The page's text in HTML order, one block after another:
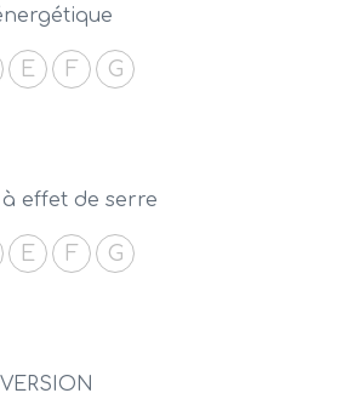
E F G
effet de serre
E F G